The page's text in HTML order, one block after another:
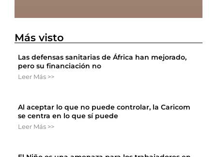
Más visto
Las defensas sanitarias de África han mejorado,
pero su financiación no
Leer Más >>
Al aceptar lo que no puede controlar, la Caricom
se centra en lo que sí puede
Leer Más >>